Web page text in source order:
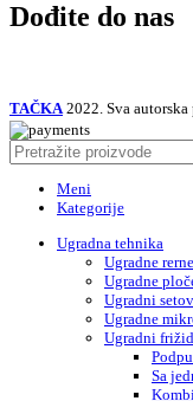
Dođite do nas
TAČKA 2022. Sva autorska
Meni
Kategorije
Ugradna tehnika
Ugradne rerne
Ugradne
Ugradni
Ugradne
Ugradni
Sa